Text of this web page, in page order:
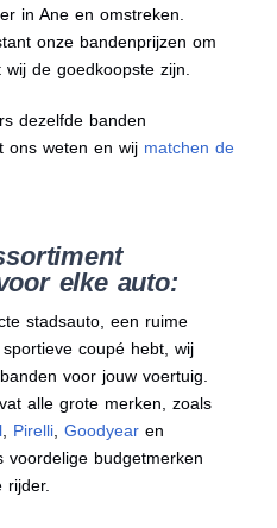
in Ane en omstreken.
onze bandenprijzen om
de goedkoopste zijn.
dezelfde banden
ons weten en wij matchen de
elke auto:
stadsauto, een ruime
coupé hebt, wij
voor jouw voertuig.
alle grote merken, zoals
, Pirelli, Goodyearen
voordelige budgetmerken
rijder.